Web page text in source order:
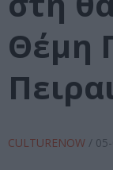
Θέμη
CULTURENOW /